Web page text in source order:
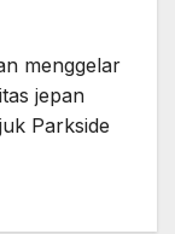
menggelar
jepan
Parkside